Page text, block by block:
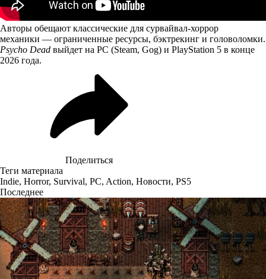
Авторы обещают классические для сурвайвал-хоррор
механики — ограниченные ресурсы, бэктрекинг и головоломки.
Psycho Dead выйдет на PC (Steam, Gog) и PlayStation 5 в конце
2026 года.
Поделиться
Теги материала
Indie, Horror, Survival, PC, Action, Новости, PS5
Последнее